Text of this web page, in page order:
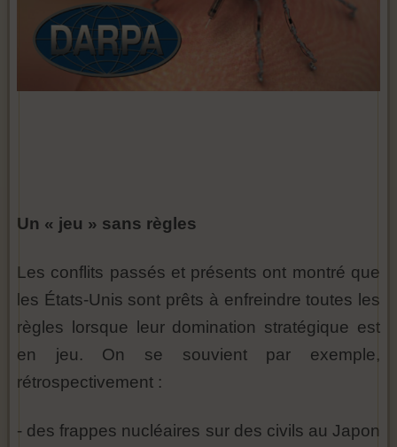
Un « jeu » sans règles
Les conflits passés et présents ont montré que
les États-Unis sont prêts à enfreindre toutes les
règles lorsque leur domination stratégique est
en jeu. On se souvient par exemple,
rétrospectivement :
- des frappes nucléaires sur des civils au Japon